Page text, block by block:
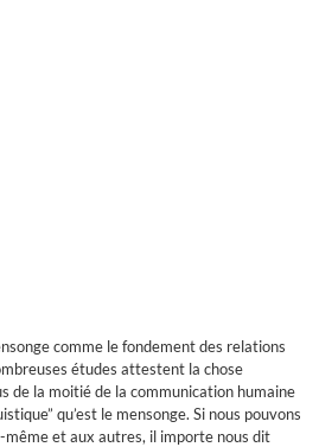
comme le fondement des relations
études attestent la chose
de la moitié de la communication humaine
qu’est le mensonge. Si nous pouvons
et aux autres, il importe nous dit